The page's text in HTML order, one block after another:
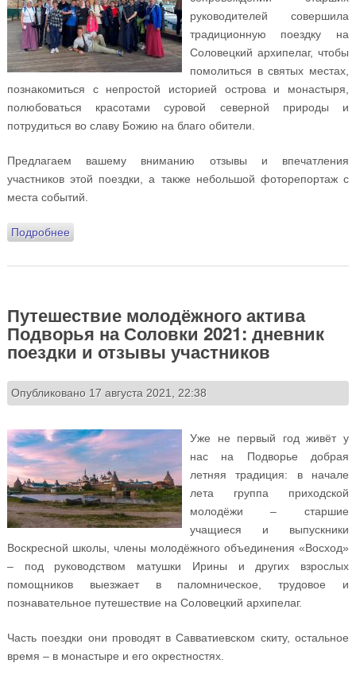
руководителей совершила
традиционную поездку на
Соловецкий архипелаг, чтобы
помолиться в святых местах,
познакомиться с непростой историей острова и монастыря,
полюбоваться красотами суровой северной природы и
потрудиться во славу Божию на благо обители.
Предлагаем вашему вниманию отзывы и впечатления
участников этой поездки, а также небольшой фоторепортаж с
места событий.
Подробнеео Традиционное путешествие членов молодёжного
фотогалерея
Путешествие молодёжного актива
Подворья на Соловки 2021: дневник
поездки и отзывы участников
Опубликовано 17 августа 2021, 22:38
Уже не первый год живёт у
нас на Подворье добрая
летняя традиция: в начале
лета группа приходской
молодёжи – старшие
учащиеся и выпускники
Воскресной школы, члены молодёжного объединения «Восход»
– под руководством матушки Ирины и других взрослых
помощников выезжает в паломническое, трудовое и
познавательное путешествие на Соловецкий архипелаг.
Часть поездки они проводят в Савватиевском скиту, остальное
время – в монастыре и его окрестностях.